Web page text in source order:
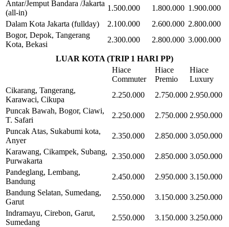
Antar/Jemput Bandara /Jakarta
(all-in)
1.500.000 1.800.000 1.900.000
Dalam Kota Jakarta (fullday)
2.100.000 2.600.000 2.800.000
Bogor, Depok, Tangerang
Kota, Bekasi
2.300.000 2.800.000 3.000.000
LUAR KOTA (TRIP 1 HARI PP)
Hiace
Commuter
Hiace
Premio
Hiace
Luxury
Cikarang, Tangerang,
Karawaci, Cikupa
2.250.000 2.750.000 2.950.000
Puncak Bawah, Bogor, Ciawi,
T. Safari
2.250.000 2.750.000 2.950.000
Puncak Atas, Sukabumi kota,
Anyer
2.350.000 2.850.000 3.050.000
Karawang, Cikampek, Subang,
Purwakarta
2.350.000 2.850.000 3.050.000
Pandeglang, Lembang,
Bandung
2.450.000 2.950.000 3.150.000
Bandung Selatan, Sumedang,
Garut
2.550.000 3.150.000 3.250.000
Indramayu, Cirebon, Garut,
Sumedang
2.550.000 3.150.000 3.250.000